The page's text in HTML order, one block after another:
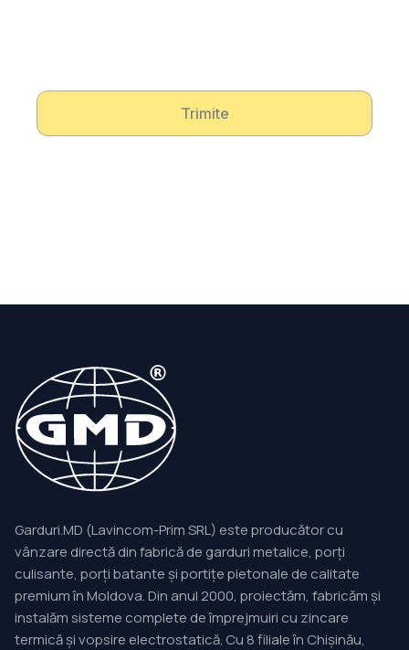
Trimite
Garduri.MD (Lavincom-Prim SRL) este producător cu
vânzare directă din fabrică de garduri metalice, porți
culisante, porți batante și portițe pietonale de calitate
premium în Moldova. Din anul 2000, proiectăm, fabricăm și
instalăm sisteme complete de împrejmuiri cu zincare
termică și vopsire electrostatică. Cu 8 filiale în Chișinău,